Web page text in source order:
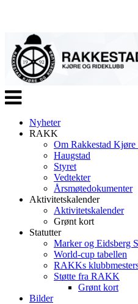
Veksle
navigasjon
Nyheter
RAKK
Om Rakkestad
Haugstad
Styret
Vedtekter
Årsmøtedokumenter
Aktivitetskalender
Aktivitetskalender
Grønt kort
Statutter
Marker og Eidsberg
World-cup tabellen
RAKKs
Støtte fra RAKK
Grønt kort
Bilder